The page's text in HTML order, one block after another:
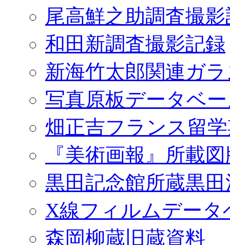
尾高鮮之助調査撮
和田新調査撮影記録
新海竹太郎関連ガ
写真原板データベ
畑正吉フランス留
『美術画報』所載
黒田記念館所蔵黒
X線フィルムデータ
森岡柳蔵旧蔵資料